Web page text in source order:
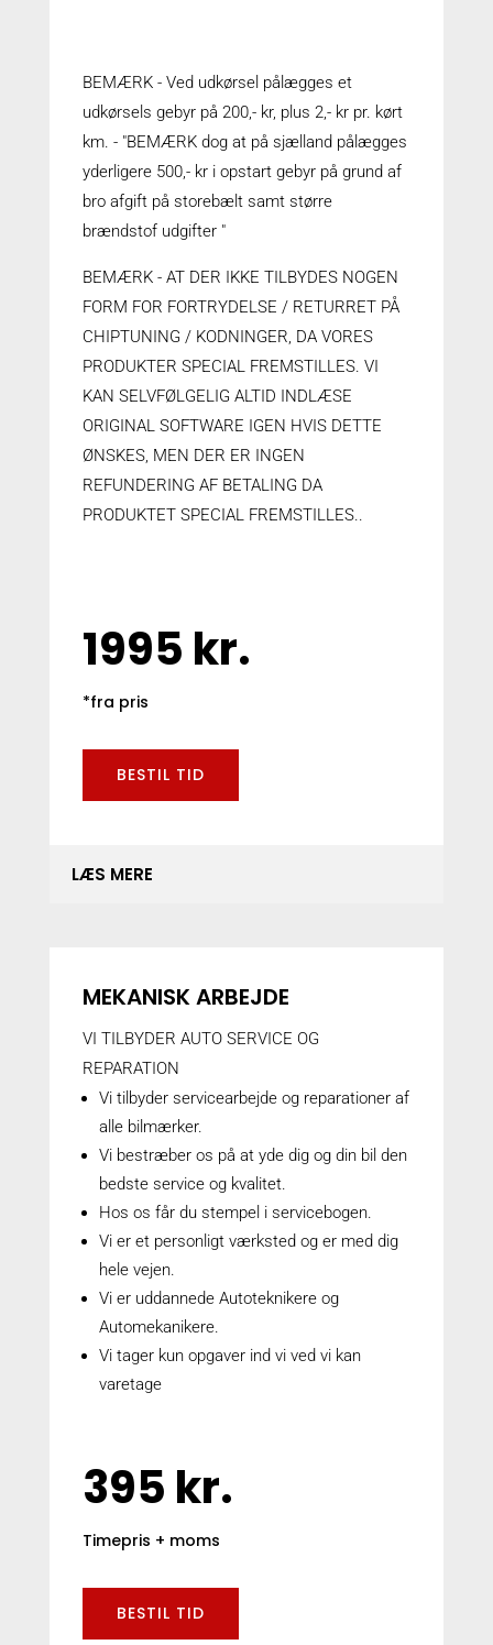
BEMÆRK - Ved udkørsel pålægges et
udkørsels gebyr på 200,- kr, plus 2,- kr pr. kørt
km. - "BEMÆRK dog at på sjælland pålægges
yderligere 500,- kr i opstart gebyr på grund af
bro afgift på storebælt samt større
brændstof udgifter "
BEMÆRK - AT DER IKKE TILBYDES NOGEN
FORM FOR FORTRYDELSE / RETURRET PÅ
CHIPTUNING / KODNINGER, DA VORES
PRODUKTER SPECIAL FREMSTILLES. VI
KAN SELVFØLGELIG ALTID INDLÆSE
ORIGINAL SOFTWARE IGEN HVIS DETTE
ØNSKES, MEN DER ER INGEN
REFUNDERING AF BETALING DA
PRODUKTET SPECIAL FREMSTILLES..
1995 kr.
*fra pris
BESTIL TID
LÆS MERE
MEKANISK ARBEJDE
VI TILBYDER AUTO SERVICE OG
REPARATION
Vi tilbyder servicearbejde og reparationer af
alle bilmærker.
Vi bestræber os på at yde dig og din bil den
bedste service og kvalitet.
Hos os får du stempel i servicebogen.
Vi er et personligt værksted og er med dig
hele vejen.
Vi er uddannede Autoteknikere og
Automekanikere.
Vi tager kun opgaver ind vi ved vi kan
varetage
395 kr.
Timepris + moms
BESTIL TID